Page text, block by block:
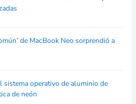
de MacBook Neo sorprendió a
operativo de aluminio de
de neón